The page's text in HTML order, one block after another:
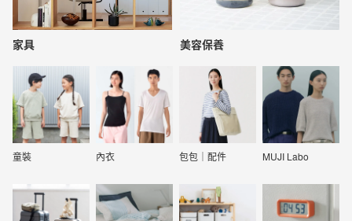
家具 美容保養
童裝 內衣 包包｜配件 MUJI Labo